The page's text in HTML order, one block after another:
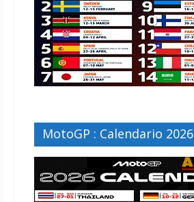
MotoGP : Calendario 2026